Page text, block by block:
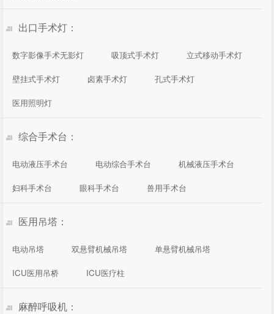
出口手术灯：
数字影像手术无影灯 吸顶式手术灯 立式移动手术灯
壁挂式手术灯 卤素手术灯 孔式手术灯
医用照明灯
综合手术台：
电动液压手术台 电动综合手术台 机械液压手术台
妇科手术台 眼科手术台 兽用手术台
医用吊塔：
电动吊塔 双悬臂机械吊塔 单悬臂机械吊塔
ICU医用吊桥 ICU医疗柱
麻醉呼吸机：